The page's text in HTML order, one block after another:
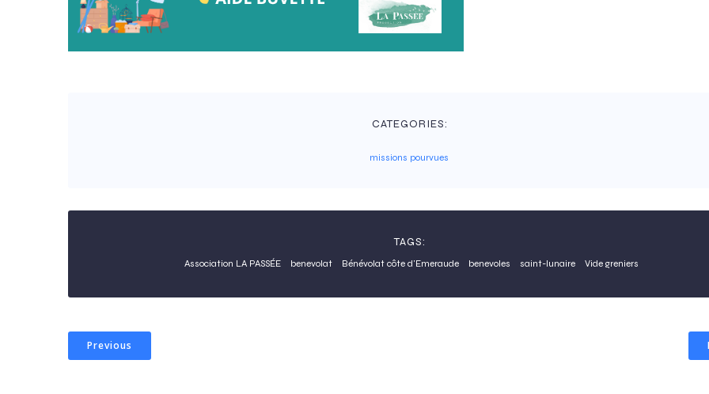
CATEGORIES:
missions pourvues
TAGS:
Association LA PASSÉE benevolat Bénévolat côte d'Emeraude benevoles saint-lunaire Vide greniers
Previous